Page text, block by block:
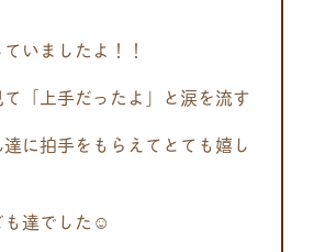
いましたよ！！
「上手だったよ」と涙を流す
に拍手をもらえてとても嬉し
も達でした☺